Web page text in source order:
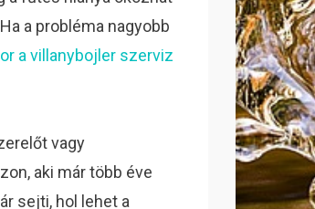
a probléma nagyobb
a villanybojler szerviz
vagy
aki már több éve
sejti, hol lehet a